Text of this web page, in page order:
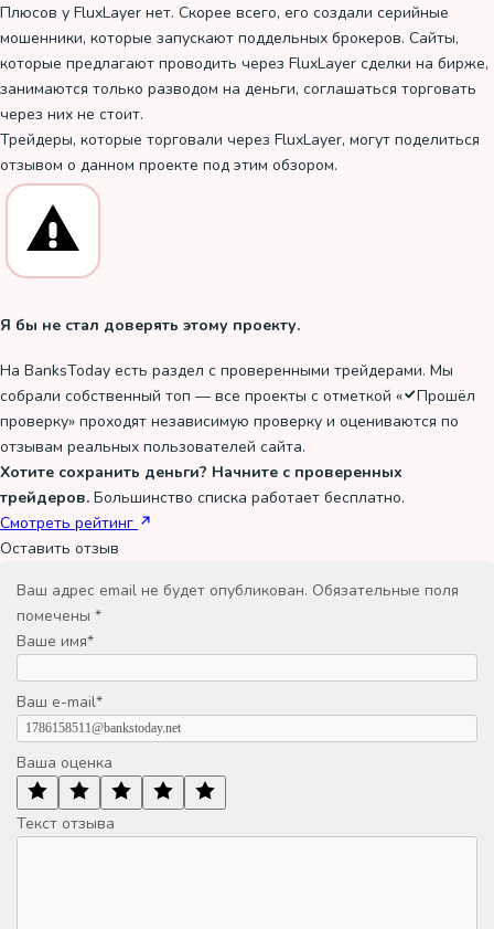
Плюсов у FluxLayer нет. Скорее всего, его создали серийные
мошенники, которые запускают поддельных брокеров. Сайты,
которые предлагают проводить через FluxLayer сделки на бирже,
занимаются только разводом на деньги, соглашаться торговать
через них не стоит.
Трейдеры, которые торговали через FluxLayer, могут поделиться
отзывом о данном проекте под этим обзором.
Я бы не стал доверять этому проекту.
На BanksToday есть раздел с проверенными трейдерами. Мы
собрали собственный топ — все проекты с отметкой «
Прошёл
проверку» проходят независимую проверку и оцениваются по
отзывам реальных пользователей сайта.
Хотите сохранить деньги? Начните с проверенных
трейдеров. Большинство списка работает бесплатно.
Смотреть рейтинг
Оставить отзыв
Ваш адрес email не будет опубликован. Обязательные поля
помечены *
Ваше имя*
Ваш e-mail*
Ваша оценка
Текст отзыва